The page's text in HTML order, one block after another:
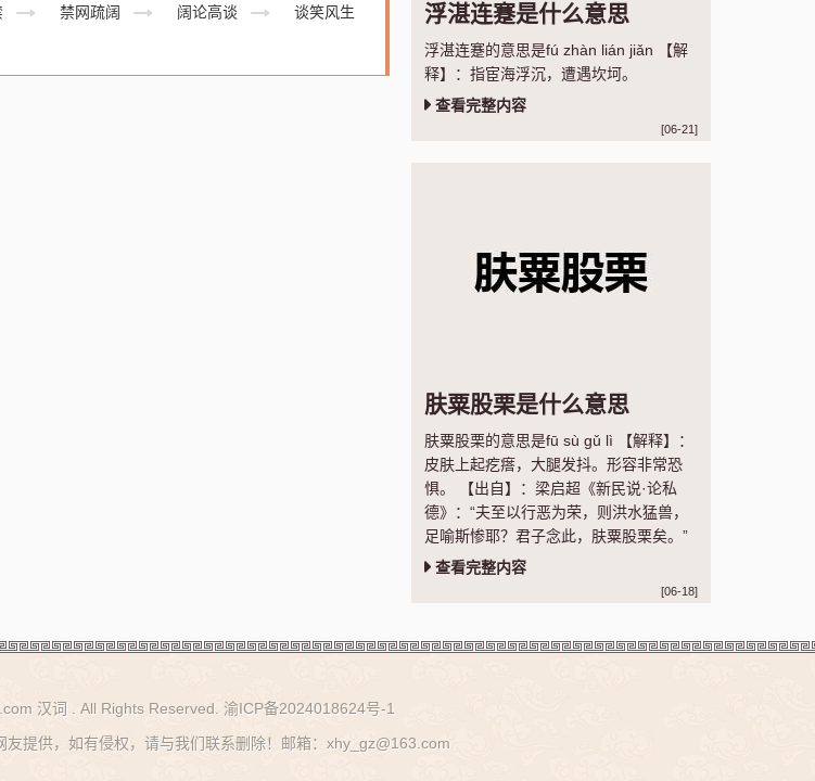
禁网疏阔 阔论高谈
谈笑风生
浮湛连蹇是什么意思
浮湛连蹇的意思是fú zhàn lián jiǎn 【解
释】：指宦海浮沉，遭遇坎坷。
查看完整内容
[06-21]
肤粟股栗是什么意思
肤粟股栗的意思是fū sù gǔ lì 【解释】：
皮肤上起疙瘩，大腿发抖。形容非常恐
惧。 【出自】：梁启超《新民说·论私
德》：“夫至以行恶为荣，则洪水猛兽，
足喻斯惨耶？君子念此，肤粟股栗矣。”
查看完整内容
[06-18]
汉词 . All Rights Reserved. 渝ICP备2024018624号-1
提供，如有侵权，请与我们联系删除！邮箱：xhy_gz@163.com